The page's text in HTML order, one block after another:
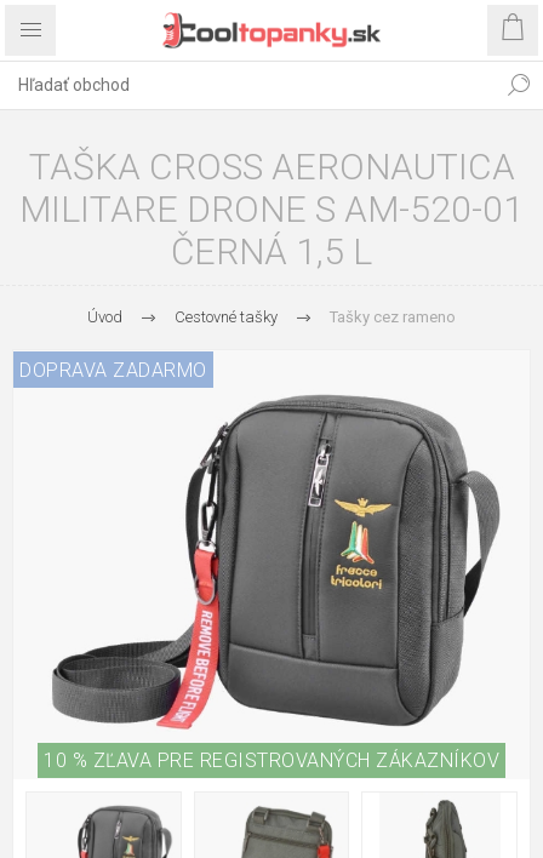
TAŠKA CROSS AERONAUTICA
MILITARE DRONE S AM-520-01
ČERNÁ 1,5 L
Úvod Cestovné tašky Tašky cez rameno
DOPRAVA ZADARMO
10 % ZĽAVA PRE REGISTROVANÝCH ZÁKAZNÍKOV